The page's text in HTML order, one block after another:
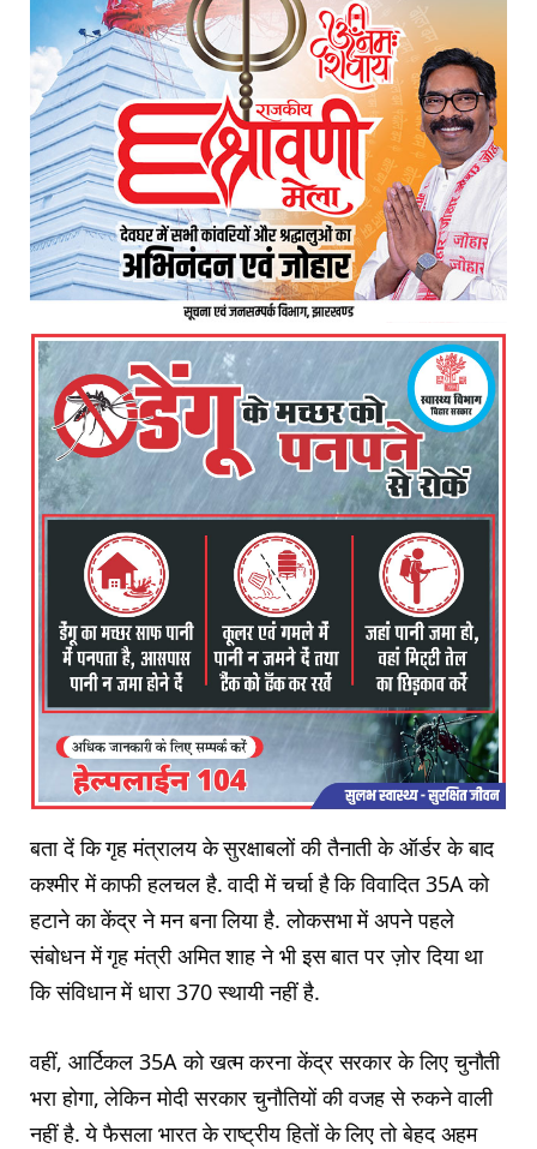
बता दें कि गृह मंत्रालय के सुरक्षाबलों की तैनाती के ऑर्डर के बाद
कश्मीर में काफी हलचल है. वादी में चर्चा है कि विवादित 35A को
हटाने का केंद्र ने मन बना लिया है. लोकसभा में अपने पहले
संबोधन में गृह मंत्री अमित शाह ने भी इस बात पर ज़ोर दिया था
कि संविधान में धारा 370 स्थायी नहीं है.
वहीं, आर्टिकल 35A को खत्म करना केंद्र सरकार के लिए चुनौती
भरा होगा, लेकिन मोदी सरकार चुनौतियों की वजह से रुकने वाली
नहीं है. ये फैसला भारत के राष्ट्रीय हितों के लिए तो बेहद अहम